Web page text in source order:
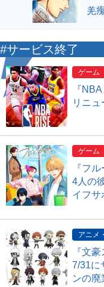
羌
#サービス終了
ゲーム
『
リニ
ゲーム
『フ
4人の
イフサ
アニメ
『文
7/31に
ンの廃